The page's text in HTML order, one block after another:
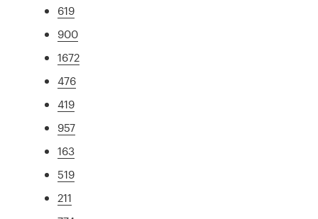
619
900
1672
476
419
957
163
519
211